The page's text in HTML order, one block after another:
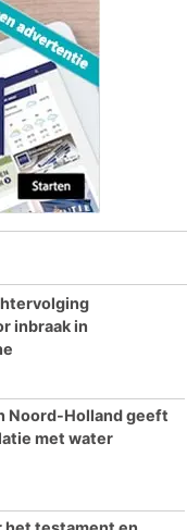
inbraak in
Noord-Holland geeft
met water